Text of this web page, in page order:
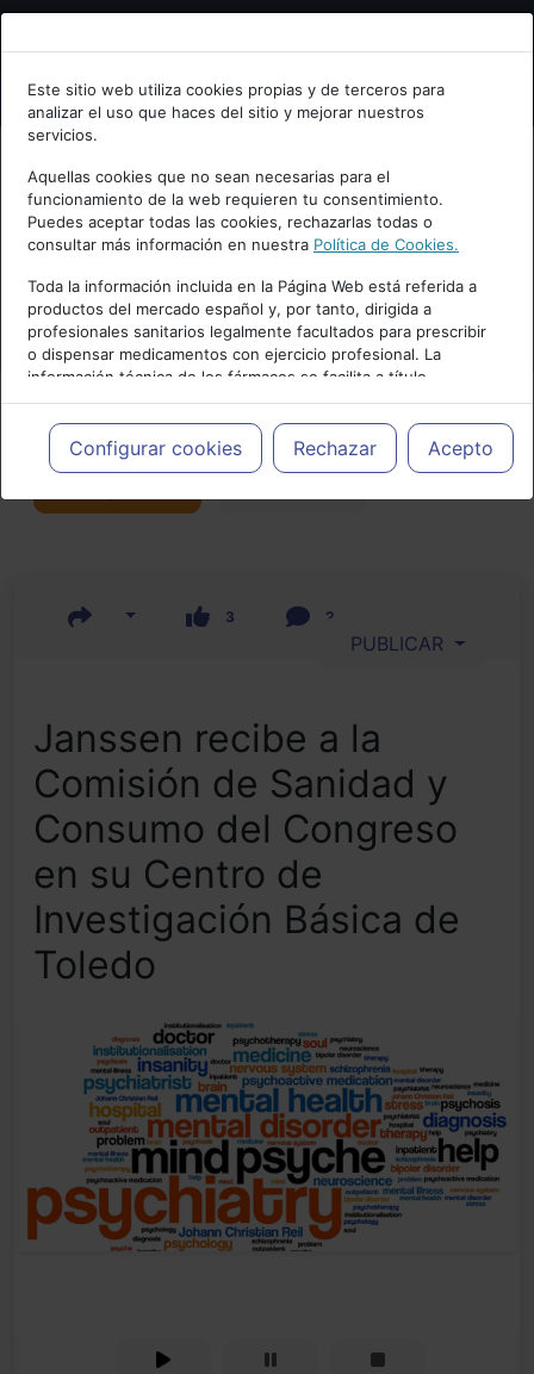
Bienvenid@ a psiquiatria.com
Escribe tu Email
Accede o regístrate con tu email.
Cancelar
Este sitio web utiliza cookies propias y de terceros para
analizar el uso que haces del sitio y mejorar nuestros
servicios.
Aquellas cookies que no sean necesarias para el
funcionamiento de la web requieren tu consentimiento.
Puedes aceptar todas las cookies, rechazarlas todas o
consultar más información en nuestra Política de Cookies.
Toda la información incluida en la Página Web está referida a
productos del mercado español y, por tanto, dirigida a
profesionales sanitarios legalmente facultados para prescribir
o dispensar medicamentos con ejercicio profesional. La
información técnica de los fármacos se facilita a título
meramente informativo, siendo responsabilidad de los
profesionales facultados prescribir medicamentos y decidir, en
cada caso concreto, el tratamiento más adecuado a las
necesidades del paciente.
Configurar cookies Rechazar Acepto
Actualidad y Artículos|Laboratorios
3 2
PUBLICAR
Janssen recibe a la
Comisión de Sanidad y
Consumo del Congreso
en su Centro de
Investigación Básica de
Toledo